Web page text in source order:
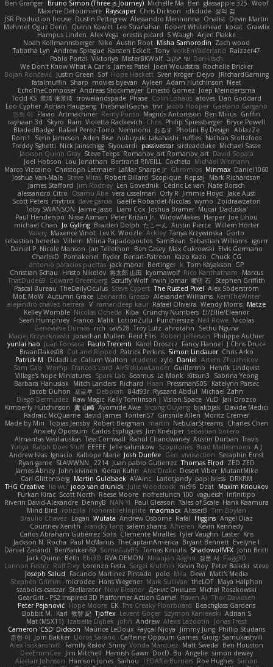
Ben Granger Bruno Simon (Three.js Journey) Michelle Ma Ben glassapple 325 Woof
Maxime Detournière Rayscaper Chris Dickson idkdude 성익 김
JSR Production house Dustin Pettegrew Alessandro Mennonna Onalist Devin Martin
Mehmet Oguz Derin
Quinn Kowitt Lee Stranahan Robert Whitehead kocat Grawlix
Hampus Linden Alex Vega orestis picard S Waugh Arjen Plakke
Noah Kollmannsberger Niko Austin Root Misha Samorodin Zach wood
Tabatha Lyn Andrew Sprague Karsten Eckelt Tony VolkEnVaderland Raizzer47
Pablo Portal Viktoriya MisterBKWolf שי יעקוב DerHitsch
We Don't Know What A Car Is James Patel Joeri Woudstra Rochelle Bricker
Bojan Rončević
Justin Green Sof Hope Hackett Sven Kröger Dejvo
JRichardGaming
fatalmuffin Sharp movies byevan Ayleen Adam Hutchinson Neet
EchoTheComposer Andreas Stockmayer Ernesto Gomez Joep Meindertsma
Todd KS 景琦 张景琦 trowelandspade Phase Colin Lohaus atoves Dan Goddard
Loo Cypher Adrian Haugseng TheSmallGacha trvr Jacob Hooper Gaetano Gargano
민희 이
Flavio Artmachiner Remy Ponso Magnús Antonsson Ben Milius Griffin
rayhaan.3d
Skyro Rain Violetta Radkevich Chris Philip Spiessberger Bryce Powell
BladedBadge Rafael Perez-Torro Nemnomi おるす Photini By Design AblazZe
Rom1
Serin Jameson Aden Bise nobuyuki takahashi ruffles Nathan Stoltzfoos
Freddy Sghetti Nick Jainschigg Siyouardi passivestar sirdeadduke Michael Sasse
Jackson Quinn Gray Steve Teeps Romanov_art Romanov_art David Sopala
Joel Hobson Lou Jonathan Bertrand RIVEILL Cocheta Michael Witmann
Marco Vizcaino Christoph Letmaier LaMar Sharpe Jr Gbromios Minmax Daniel1060
Joshua Van-Male Steve Mitas Robert Billard Scopique Repsaj
Mark Richardson
James Stafford Jim Rodney Len Govednik Cédric Le van Nate Borsch
alessandro Citro
Osamu Abe vera usselman Orly R Jimmie Floyd
Jake Aust
Scott Peters mytrixx dave garcia Gaëlle Robardet-Nicolas wymo Zoidrawzaton
Toby SWANSON Jaime Jasso Liam Cox Joshua Bramer Mucai 'Daduska'
Paul Henderson Nisse Axman Peter Križan Jr. WidowMakes Harper Joe Lihou
michael Chan
Jo Gylling Braiden Dolph たこーん Austin Pierce Willem Hörter
Valery Maxence Vinot Lev K Woozle Ackley Tanya Krzywinska Gorto
sebastian heredia Villem Milina Papadopoulos SamBean Sebastian Williams igorrr
Daniel P Nicole Manson Jan Tellethon Ben Casey Max Cukrowski Elvis Germano
CharlesD
Pomakenel Ryder Renart-Patreon Kazo Kazo
Chuck CG
antonio palacios puertas jack manzi Bertinger k Tom Kayakson GP
Christian Schau
Hristo Nikolov 将太郎 山田 kyomawolf Rico Kanthatham
Marcus
ThatDude69
Edward Greenberg Scruffy Wolf Irwin Jomar 曜萌 石 Stephen Griffith
Pascal Bureau TheDailyOculus Steve Cypert The Rusted Pixel Alex Söderström
MoE MoW Autumn Grace Leonardo Grosso Alexander Williams KerriTheWriter
alejandro chavez herrera V ramandeep kaur Rafael Oliveira Wendy Morris Matze
Kelley Womble Nicolas Ocheda Kiba Crunchy Numbers El/Ellie/Eleanor
Sean Humphrey Franco Malik LotionZulu Punchersize Neil Rowe Nicolas
Genevieve Dumas rich cav528 Troy Lutz ahrotahn
Sethu Nguna
Maciej Krzyszkowski Jonathan Mullen Reid Ellis Robert Jefferson Philippe Authier
yunlai hao Juan Fonseca Paulo Trecenti Karol Droszcz Fancy Flannel J Chris Druce
BraanFlakes08 Cut and Ripped Patrick Perkins Simon Lindauer Chris Arko
Patrick M
Didadi Le Callum Walton etudenc zylo Daniel Artem Zhuzhlikov
Sam Gao Womp Francois Lord AirSickLowLander Guillermo
Henrik Lindqvist
Village's hope Miniatures Spark Lab Seamus La Monk Kitsun3
Sabrina Yeong
Barbara Hanusiak
Mitch Landers Richard Haan Pressman505
Katelynn Parsec
Jacob Duhon 포로루 Deborah 84d93r Ryszard Abdul Michael Zahn
Diego Bermudez Raw Magic Kelly Tomlinson | Vision Space VuD Jaii Orozco
Kimberly Hutchinson 貴 山崎 Ayomide Awe Sicong Ouyang bjakbjak
Davide Medici
Padraic McQuarrie david james Toriten57 Ginsnile Allen Moritz Cremer
Made by Miri Tobias Jensby Robert Bergman martin NebularStreams Charles Chen
Anxiety Opossum Carlos Esplugues Jim Kneuper sebastian botero
Almantas Vasiliauskas Tess Cornwall Rahul Chandwaney Austin Durban Travis
Yuliya Ralph Does Stuff EEEEE Jelle sahmkow Scopitones Brad Mellesmoen A J
Andrew Islas Ignacio Kalliope Marie Josh Dunfee Gen viviisection Seraphin Ernst
Ryan game SLAWWNN_ 2214 Juan pablo Gutierrez Thomas Elrod ZED ZED
James Abney John kivinen Kieran Kuhn Alec Drake Desert Viber MutantMike
Carl Glittenberg Martin Guldbaek AVAinc. Lariotjandy papi bless DRKRM
THG Creative lia wu joop van drunick Julie Woodcock nic96 Dzät Maxim Krioukov
Furkan Kirac Scott North Reese Moore nofreelunch 100 vagueish Infinitipo
Riverin David-Alexandre DennyB NAN YI Paul Gleason Tales of Scale Hank Kaamura
Mind Bird
robzilla HonorableHoplite madmacx AlisserB Tim Boylan
Braulio Chavez
Logan Wutata Andrew Osborne Rafal Higgins Angel Diaz
Courtney Xenith Francky Tang salem shams Alheren Kevin Kennedy
Carlos Abraham Gutiérrez Solis Clemente Miralles Tyler Vaughn Laster Kris
Jackson N. Rocha Paul McManus TheCaptainAmerica Bryant Bennett Evelyne I
Dániel Zarándi BenYanken69 SomeGuyBS Tomas Kiniulis ShadowolfVFX John Britti
Jack Quinn Beth Ebi3D RVA DEMON Niranjan Raghu 경문 서 Flagg3D
Lonnon Foster Rolf Frey Lorenzo Festa Sergei Krutihin Kevin Roy Peter Balicki steve
Joseph Salud
Facundo Martinez Pintado polo Mila Dewi
Matt's Media
Stephen Grimm
microdee Hans Wegener Mark Sullivan theLOF Maya Halphon
szabolcs csaszar Stellarator Now Eleanor Денис Оницев Michał Roszkowski
GearGrit - PS2 inspired 3D Platformer Action Game! Raven Ai Thor Davidsen
Peter Pejanović Hope Moore EK The Creaky Floorboard Beachglass Gardens
Bobbit M.
Karl 敦智 紀 Tjoffex Levent Göçer Szymon Kaniewski Adrian S
Mat (M5X11) Izabella Dębek john Andrew Alexis Lazootin
Jonas Trost
Cameron 'CSD' Dickson Maurice LeDoux Fayçal Njoya Jimmy Jung Phillip Studans
준현 이 Jorn Bakker Lloros Sarano Caffeine Oppsum Games Giorgi Samukashvili
Alex Tsiskarishvili
Family Rislov Shiny Vonda Marquez Matt Sweda
Ben Houston
DeeEmmCee Jim Mitchell Hamish Gawn DocD Bu Angelie simon dewey
Alastair Johnson Harrison Jones Saihou LEDAfterBurners Roe Hughes Simon